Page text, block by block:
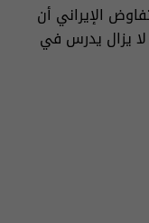
الإيراني أن
لا يزال يدرس في